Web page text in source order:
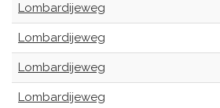
Lombardijeweg
Lombardijeweg
Lombardijeweg
Lombardijeweg